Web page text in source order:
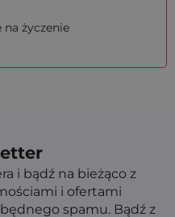
na życzenie
i bądź na bieżąco z
i ofertami
spamu. Bądź z